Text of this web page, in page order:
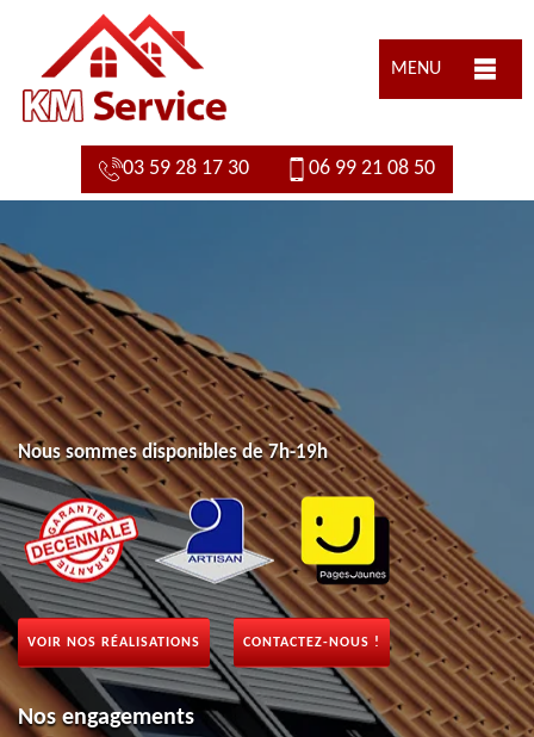
MENU
03 59 28 17 30 06 99 21 08 50
Nous sommes disponibles de 7h-19h
VOIR NOS RÉALISATIONS CONTACTEZ-NOUS !
Nos engagements